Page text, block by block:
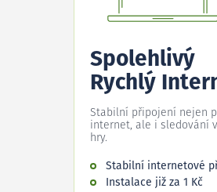
Spolehlivý
Rychlý
Stabilní připojení nejen
internet, ale i sledování
hry.
Stabilní internetové
Instalace již za 1 Kč